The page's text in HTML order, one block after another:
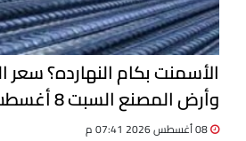
الأسمنت بكام النهارده؟
وأرض المصنع السبت 8 أغسطس 2026